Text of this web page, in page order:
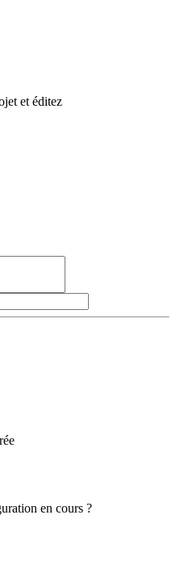
et éditez
en cours ?